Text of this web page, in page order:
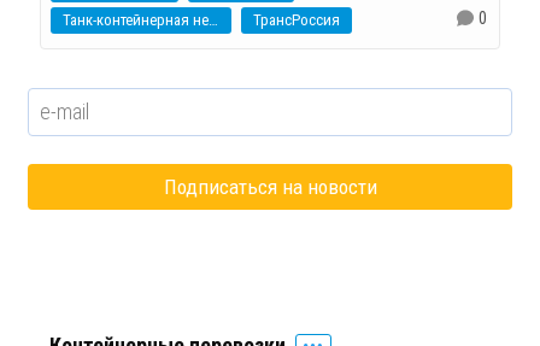
Танк-контейнерная нефтехимическая компания
ТрансРоссия 0